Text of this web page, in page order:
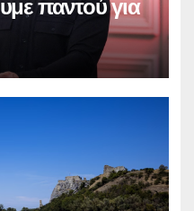
παντού για